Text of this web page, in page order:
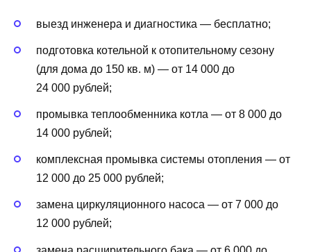
выезд инженера и диагностика — бесплатно;
подготовка котельной к отопительному сезону
(для дома до 150 кв. м) — от 14 000 до
24 000 рублей;
промывка теплообменника котла — от 8 000 до
14 000 рублей;
комплексная промывка системы отопления — от
12 000 до 25 000 рублей;
замена циркуляционного насоса — от 7 000 до
12 000 рублей;